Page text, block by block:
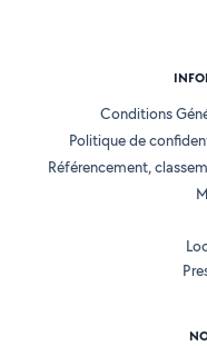
Conditions
Politique de
Référencement,